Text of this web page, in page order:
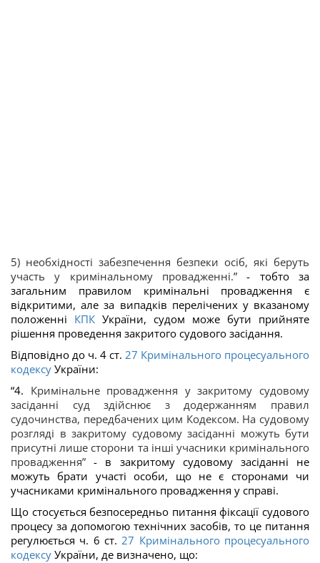
5) необхідності забезпечення безпеки осіб, які беруть
участь у кримінальному провадженні.” - тобто за
загальним правилом кримінальні провадження є
відкритими, але за випадків перелічених у вказаному
положенні КПК України, судом може бути прийняте
рішення проведення закритого судового засідання.
Відповідно до ч. 4 ст. 27 Кримінального процесуального
кодексу України:
“4. Кримінальне провадження у закритому судовому
засіданні суд здійснює з додержанням правил
судочинства, передбачених цим Кодексом. На судовому
розгляді в закритому судовому засіданні можуть бути
присутні лише сторони та інші учасники кримінального
провадження” - в закритому судовому засіданні не
можуть брати участі особи, що не є сторонами чи
учасниками кримінального провадження у справі.
Що стосується безпосередньо питання фіксації судового
процесу за допомогою технічних засобів, то це питання
регулюється ч. 6 ст. 27 Кримінального процесуального
кодексу України, де визначено, що: